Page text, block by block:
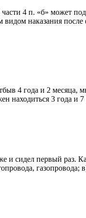
4 п. «б» может
наказания
4 года и 2
находиться 3 года и
и сидел первый